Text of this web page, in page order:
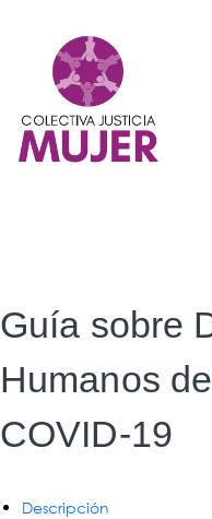
Guía sobre
Humanos
COVID-19
Descripción